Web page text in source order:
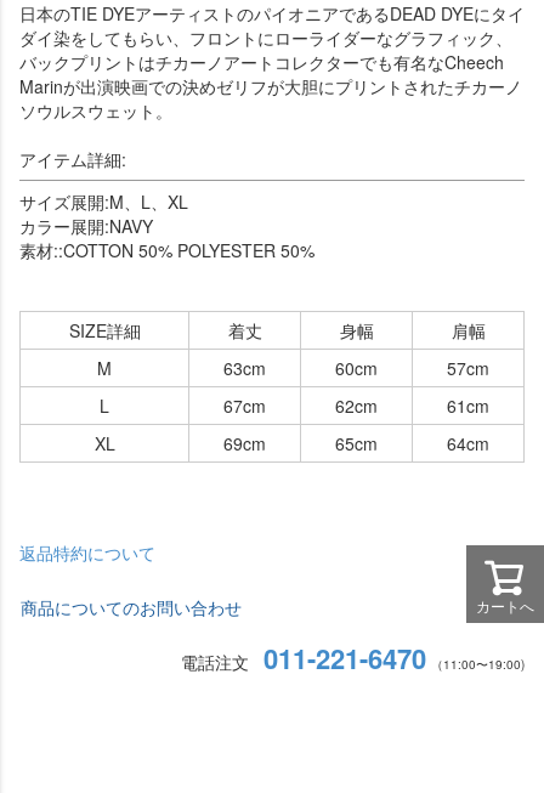
日本のTIE DYEアーティストのパイオニアであるDEAD DYEにタイ
ダイ染をしてもらい、フロントにローライダーなグラフィック、
バックプリントはチカーノアートコレクターでも有名なCheech
Marinが出演映画での決めゼリフが大胆にプリントされたチカーノ
ソウルスウェット。
アイテム詳細:
サイズ展開:M、L、XL
カラー展開:NAVY
素材::COTTON 50% POLYESTER 50%
SIZE詳細 着丈 身幅
肩幅
M
63cm 60cm
57cm
L
67cm 62cm
61cm
XL
69cm 65cm 64cm
返品特約について
商品についてのお問い合わせ
電話注文 011-221-6470 （11:00〜19:00)
カートへ